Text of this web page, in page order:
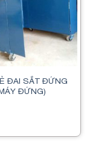
ĐAI SẮT ĐỨNG
ĐỨNG)